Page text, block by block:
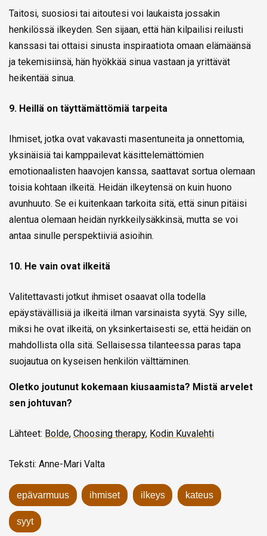
Taitosi, suosiosi tai aitoutesi voi laukaista jossakin
henkilössä ilkeyden. Sen sijaan, että hän kilpailisi reilusti
kanssasi tai ottaisi sinusta inspiraatiota omaan elämäänsä
ja tekemisiinsä, hän hyökkää sinua vastaan ja yrittävät
heikentää sinua.
9. Heillä on täyttämättömiä tarpeita
Ihmiset, jotka ovat vakavasti masentuneita ja onnettomia,
yksinäisiä tai kamppailevat käsittelemättömien
emotionaalisten haavojen kanssa, saattavat sortua olemaan
toisia kohtaan ilkeitä. Heidän ilkeytensä on kuin huono
avunhuuto. Se ei kuitenkaan tarkoita sitä, että sinun pitäisi
alentua olemaan heidän nyrkkeilysäkkinsä, mutta se voi
antaa sinulle perspektiiviä asioihin.
10. He vain ovat ilkeitä
Valitettavasti jotkut ihmiset osaavat olla todella
epäystävällisiä ja ilkeitä ilman varsinaista syytä. Syy sille,
miksi he ovat ilkeitä, on yksinkertaisesti se, että heidän on
mahdollista olla sitä. Sellaisessa tilanteessa paras tapa
suojautua on kyseisen henkilön välttäminen.
Oletko joutunut kokemaan kiusaamista? Mistä arvelet
sen johtuvan?
Lähteet: Bolde, Choosing therapy, Kodin Kuvalehti
Teksti: Anne-Mari Valta
epävarmuus ihmiset ilkeys kateus
syyt